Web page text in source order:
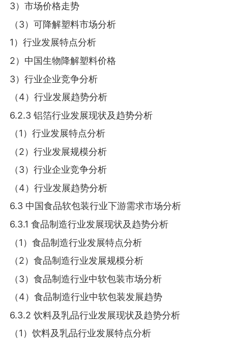
3）市场价格走势
（3）可降解塑料市场分析
1）行业发展特点分析
2）中国生物降解塑料价格
3）行业企业竞争分析
（4）行业发展趋势分析
6.2.3 铝箔行业发展现状及趋势分析
（1）行业发展特点分析
（2）行业发展规模分析
（3）行业企业竞争分析
（4）行业发展趋势分析
6.3 中国食品软包装行业下游需求市场分析
6.3.1 食品制造行业发展现状及趋势分析
（1）食品制造行业发展特点分析
（2）食品制造行业发展规模分析
（3）食品制造行业中软包装市场分析
（4）食品制造行业中软包装发展趋势
6.3.2 饮料及乳品行业发展现状及趋势分析
（1）饮料及乳品行业发展特点分析